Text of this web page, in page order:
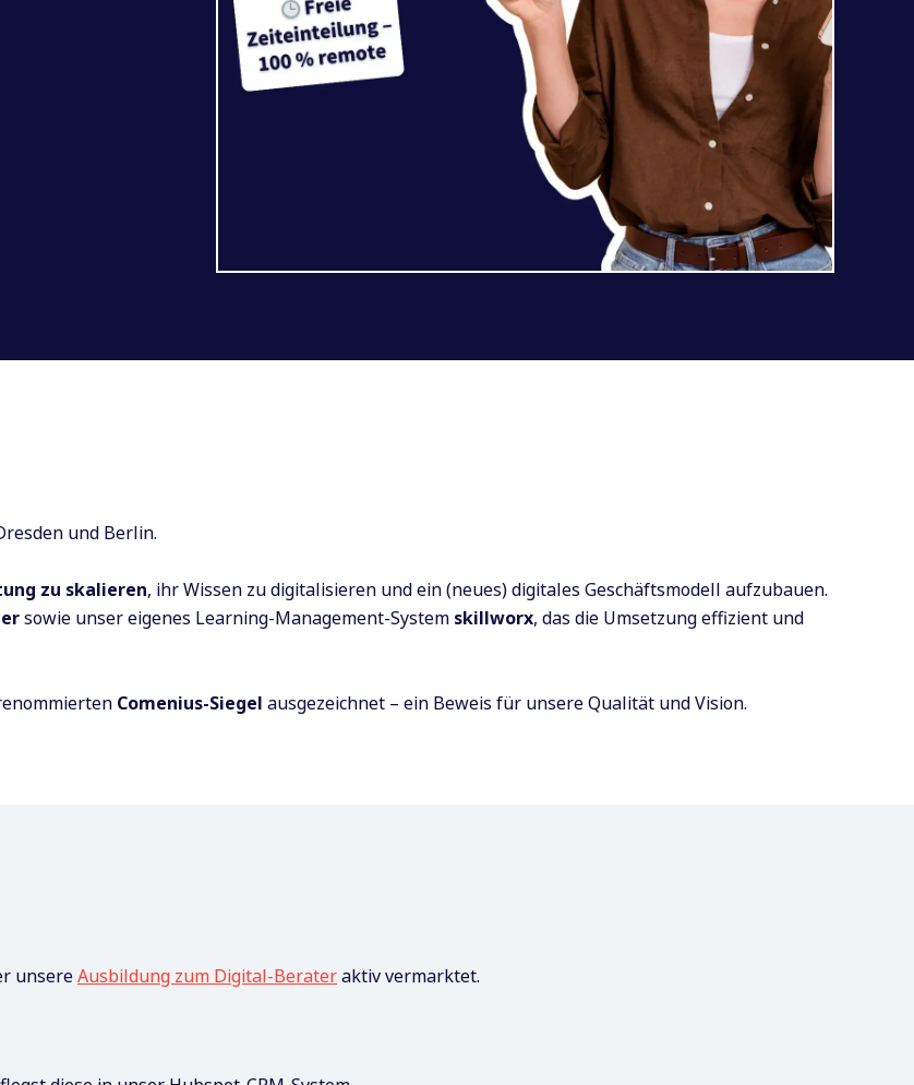
und Berlin.
zu skalieren, ihr Wissen zu digitalisieren und ein (neues) digitales Geschäftsmodell aufzubauen.
sowie unser eigenes Learning-Management-System skillworx, das die Umsetzung effizient und
Comenius-Siegel ausgezeichnet – ein Beweis für unsere Qualität und Vision.
unsereAusbildung zum Digital-Berateraktiv vermarktet.